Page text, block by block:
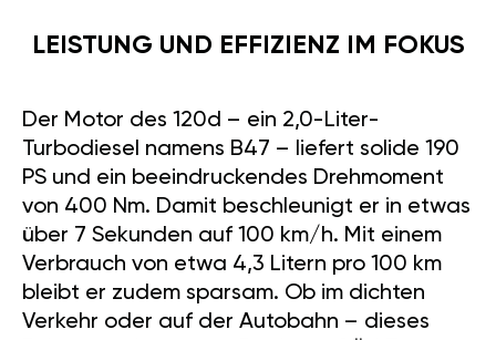
LEISTUNG UND EFFIZIENZ IM FOKUS
Der Motor des 120d – ein 2,0-Liter-
Turbodiesel namens B47 – liefert solide 190
PS und ein beeindruckendes Drehmoment
von 400 Nm. Damit beschleunigt er in etwas
über 7 Sekunden auf 100 km/h. Mit einem
Verbrauch von etwa 4,3 Litern pro 100 km
bleibt er zudem sparsam. Ob im dichten
Verkehr oder auf der Autobahn – dieses